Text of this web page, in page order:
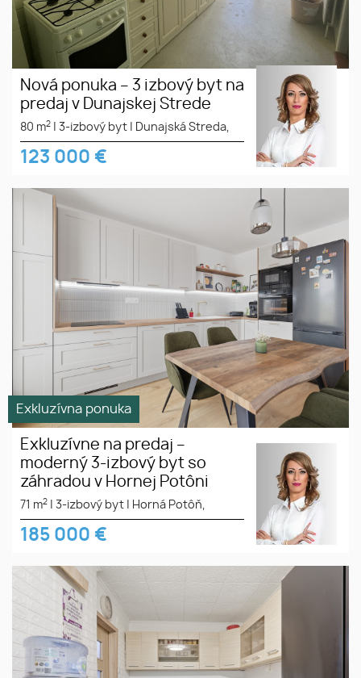
Nová ponuka – 3 izbový byt na
predaj v Dunajskej Strede
80 m2 3-izbový byt Dunajská Streda,
123 000 €
Exkluzívna ponuka
Exkluzívne na predaj –
moderný 3-izbový byt so
záhradou v Hornej Potôni
71 m2 3-izbový byt Horná Potôň,
185 000 €